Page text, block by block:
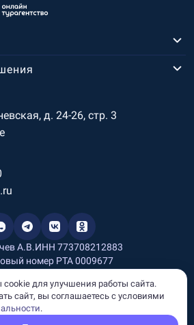
д. 24-26, стр. 3
А.В.ИНН 773708212883
номер РТА 0009677
на сайте, носит информационный
рекламой и публичной офертой.
для улучшения работы сайта.
сайт, вы соглашаетесь с условиями
.